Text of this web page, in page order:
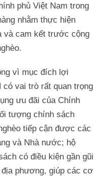
phủ Việt Nam trong
nhằm thực hiện
và cam kết trước cộng
vì mục đích lợi
vai trò rất quan trọng
ưu đãi của Chính
tượng chính sách
tiếp cận được các
và Nhà nước; hộ
có điều kiện gần gũi
phương, giúp các cơ